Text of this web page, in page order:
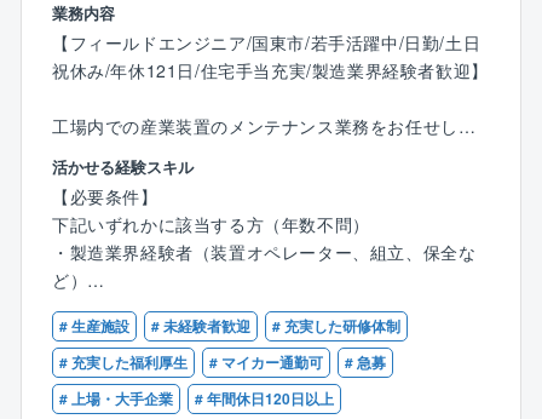
業務内容
【フィールドエンジニア/国東市/若手活躍中/日勤/土日
祝休み/年休121日/住宅手当充実/製造業界経験者歓迎】
工場内での産業装置のメンテナンス業務をお任せしま
す。
≪詳細≫
・産業装置の日常点検、部品交換作業
・産業装置のトラブル対応（チョコ停、装置動作停
止）
出張：無
《フィールドエンジニアとは…》
装置の設置・改造・調整・保守・修理などを行う技術
活かせる経験スキル
【必要条件】
下記いずれかに該当する方（年数不問）
・製造業界経験者（装置オペレーター、組立、保全な
ど）
・何らかのメンテナンス経験者 （機械メンテナンス、
設備メンテナンス、自動車整備士など）
# 生産施設 # 未経験者歓迎
# 充実した研修体制
# 充実した福利厚生
# マイカー通勤可
# 急募
# 上場・大手企業
# 年間休日120日以上